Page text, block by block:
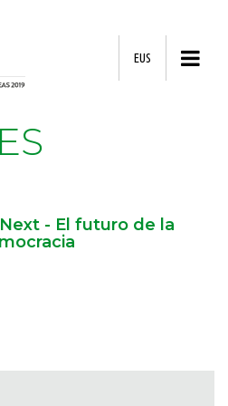
EUS
- El futuro de la